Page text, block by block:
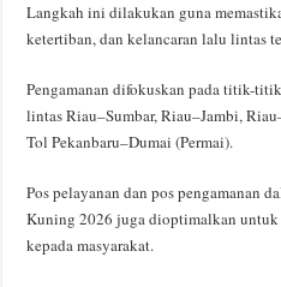
Langkah ini dilakukan guna
ketertiban, dan kelancaran lalu lintas
Pengamanan difokuskan pada titik-
lintas Riau–Sumbar, Riau–Jambi,
Tol Pekanbaru–Dumai (Permai).
Pos pelayanan dan pos pengamanan
Kuning 2026 juga dioptimalkan
kepada masyarakat.